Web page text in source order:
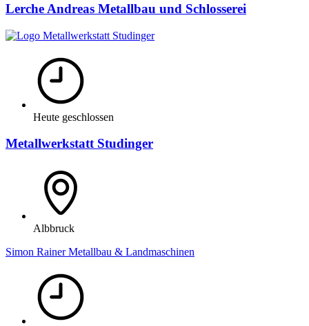
Lerche Andreas Metallbau und Schlosserei
Heute geschlossen
Metallwerkstatt Studinger
Albbruck
Simon Rainer Metallbau & Landmaschinen